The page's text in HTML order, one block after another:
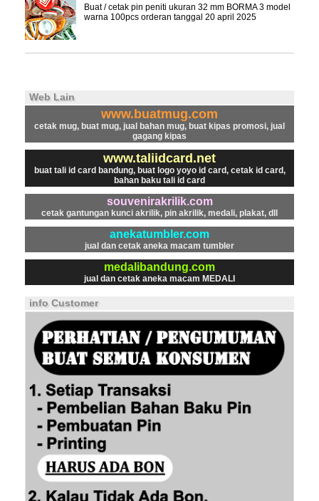
Buat / cetak pin peniti ukuran 32 mm BORMA 3 model
warna 100pcs orderan tanggal 20 april 2025
Web Lain
www.buatmug.com
cetak mug, buat mug, jual bahan mug, buat kipas promosi, jual
gagang kipas
www.taliidcard.net
buat tali id card bandung, buat logo yoyo id card, cetak id card,
bahan baku tali id card
souvenirakrilik.com
cetak gantungan kunci akrilik, pin akrilik, medali, plakat, dll
anekatumbler.com
jual dan cetak aneka macam tumbler
medalibandung.com
jual dan cetak aneka macam MEDALI
info Customer